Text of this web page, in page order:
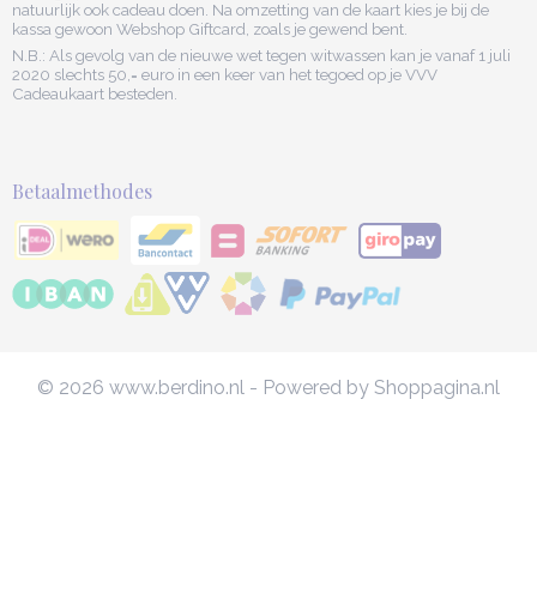
natuurlijk ook cadeau doen. Na omzetting van de kaart kies je bij de
kassa gewoon Webshop Giftcard, zoals je gewend bent.
N.B.: Als gevolg van de nieuwe wet tegen witwassen kan je vanaf 1 juli
2020 slechts 50,= euro in een keer van het tegoed op je VVV
Cadeaukaart besteden.
Betaalmethodes
© 2026 www.berdino.nl - Powered by Shoppagina.nl